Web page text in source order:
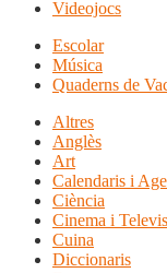
Videojocs
Escolar
Música
Quaderns de
Altres
Anglès
Art
Calendaris i
Ciència
Cinema i
Cuina
Diccionaris